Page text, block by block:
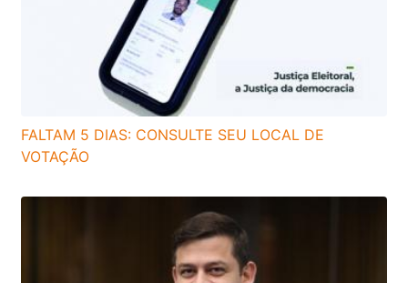
FALTAM 5 DIAS: CONSULTE SEU LOCAL DE
VOTAÇÃO